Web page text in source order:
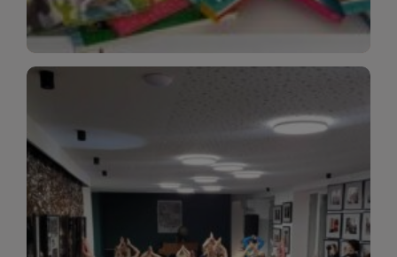
rozbudzać miłość do książek od najmłodszych lat.
Zapraszamy do wspólnej zabawy i odkrywania
świata literatury!
WIĘCEJ